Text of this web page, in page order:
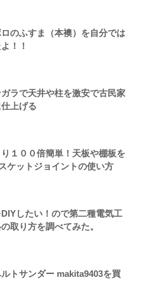
のふすま（本襖）を自分では
！！
ラで天井や柱を激安で古民家
上げる
１００倍簡単！天板や棚板を
ケットジョイントの使い方
したい！ので第二種電気工
取り方を調べてみた。
トサンダー makita9403を買